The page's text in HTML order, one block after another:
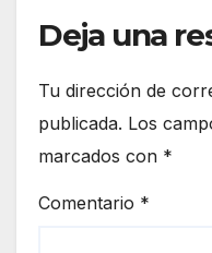
Deja una
Tu dirección de
publicada. Los
marcados con *
Comentario *